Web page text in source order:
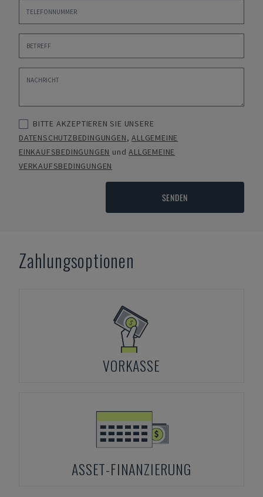
BITTE AKZEPTIEREN SIE UNSERE
DATENSCHUTZBEDINGUNGEN,ALLGEMEINE
EINKAUFSBEDINGUNGEN undALLGEMEINE
VERKAUFSBEDINGUNGEN
SENDEN
Zahlungsoptionen
VORKASSE
ASSET-FINANZIERUNG